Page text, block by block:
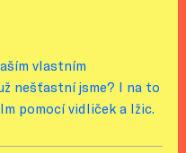
vlastním
nešťastní jsme? I na to
pomocí vidliček a lžic.